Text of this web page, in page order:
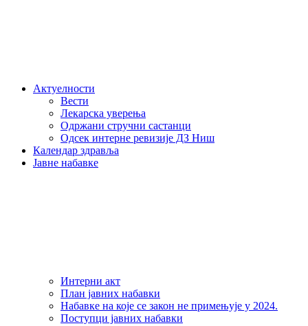
Актуелности
Вести
Лекарска уверења
Одржани стручни састанци
Одсек интерне ревизије ДЗ Ниш
Календар здравља
Јавне набавке
Интерни акт
План јавних набавки
Набавке на које се закон не примењује у 2024.
Поступци јавних набавки